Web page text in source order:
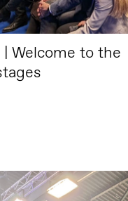
| Welcome to the